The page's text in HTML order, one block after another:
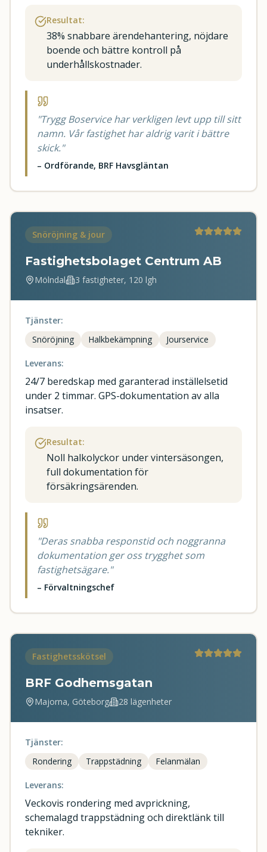
Resultat:
38% snabbare ärendehantering, nöjdare
boende och bättre kontroll på
underhållskostnader.
"Trygg Boservice har verkligen levt upp till sitt
namn. Vår fastighet har aldrig varit i bättre
skick."
– Ordförande, BRF Havsgläntan
Snöröjning & jour
Fastighetsbolaget Centrum AB
Mölndal 3 fastigheter, 120 lgh
Tjänster:
Snöröjning
Halkbekämpning Jourservice
Leverans:
24/7 beredskap med garanterad inställelsetid
under 2 timmar. GPS-dokumentation av alla
insatser.
Resultat:
Noll halkolyckor under vintersäsongen,
full dokumentation för
försäkringsärenden.
"Deras snabba responstid och noggranna
dokumentation ger oss trygghet som
fastighetsägare."
– Förvaltningschef
Fastighetsskötsel
BRF Godhemsgatan
Majorna, Göteborg 28 lägenheter
Tjänster:
Rondering
Trappstädning Felanmälan
Leverans:
Veckovis rondering med avprickning,
schemalagd trappstädning och direktlänk till
tekniker.